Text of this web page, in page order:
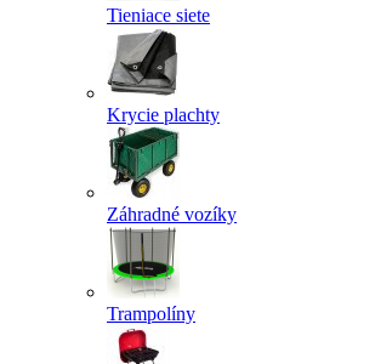
Tieniace siete
Krycie plachty
Záhradné vozíky
Trampolíny